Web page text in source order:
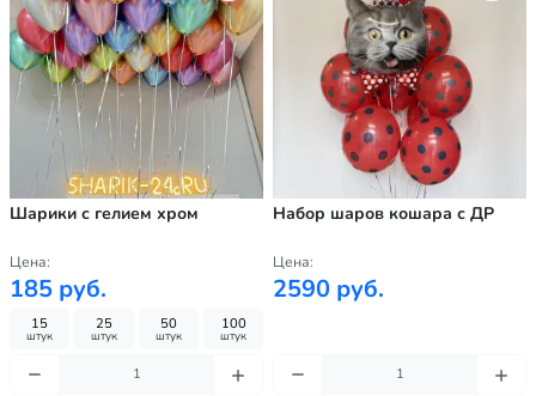
Шарики с гелием хром
Цена:
185 руб.
15
штук
25
штук
50
штук
100
штук
Набор шаров кошара с ДР
Цена:
2590 руб.